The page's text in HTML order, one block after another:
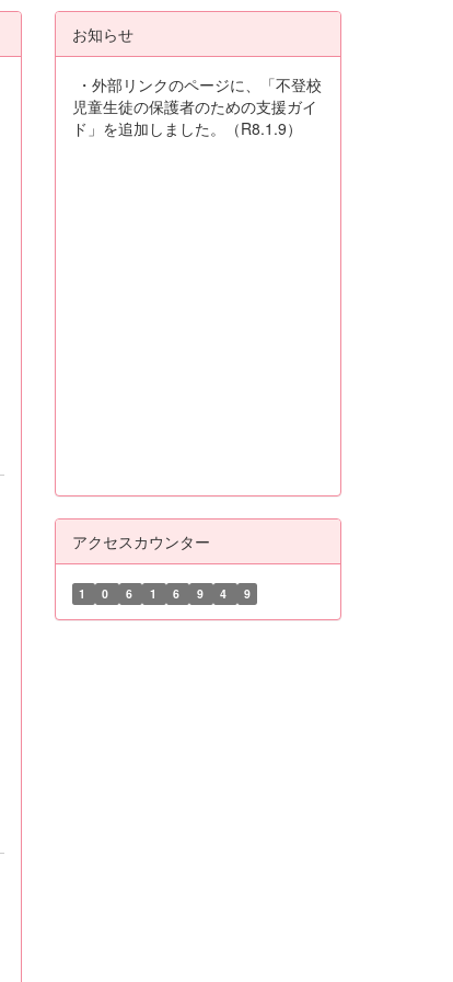
お知らせ
・外部リンクのページに、「不登校
児童生徒の保護者のための支援ガイ
ド」を追加しました。（R8.1.9）
アクセスカウンター
1 0 6 1 6 9 4 9